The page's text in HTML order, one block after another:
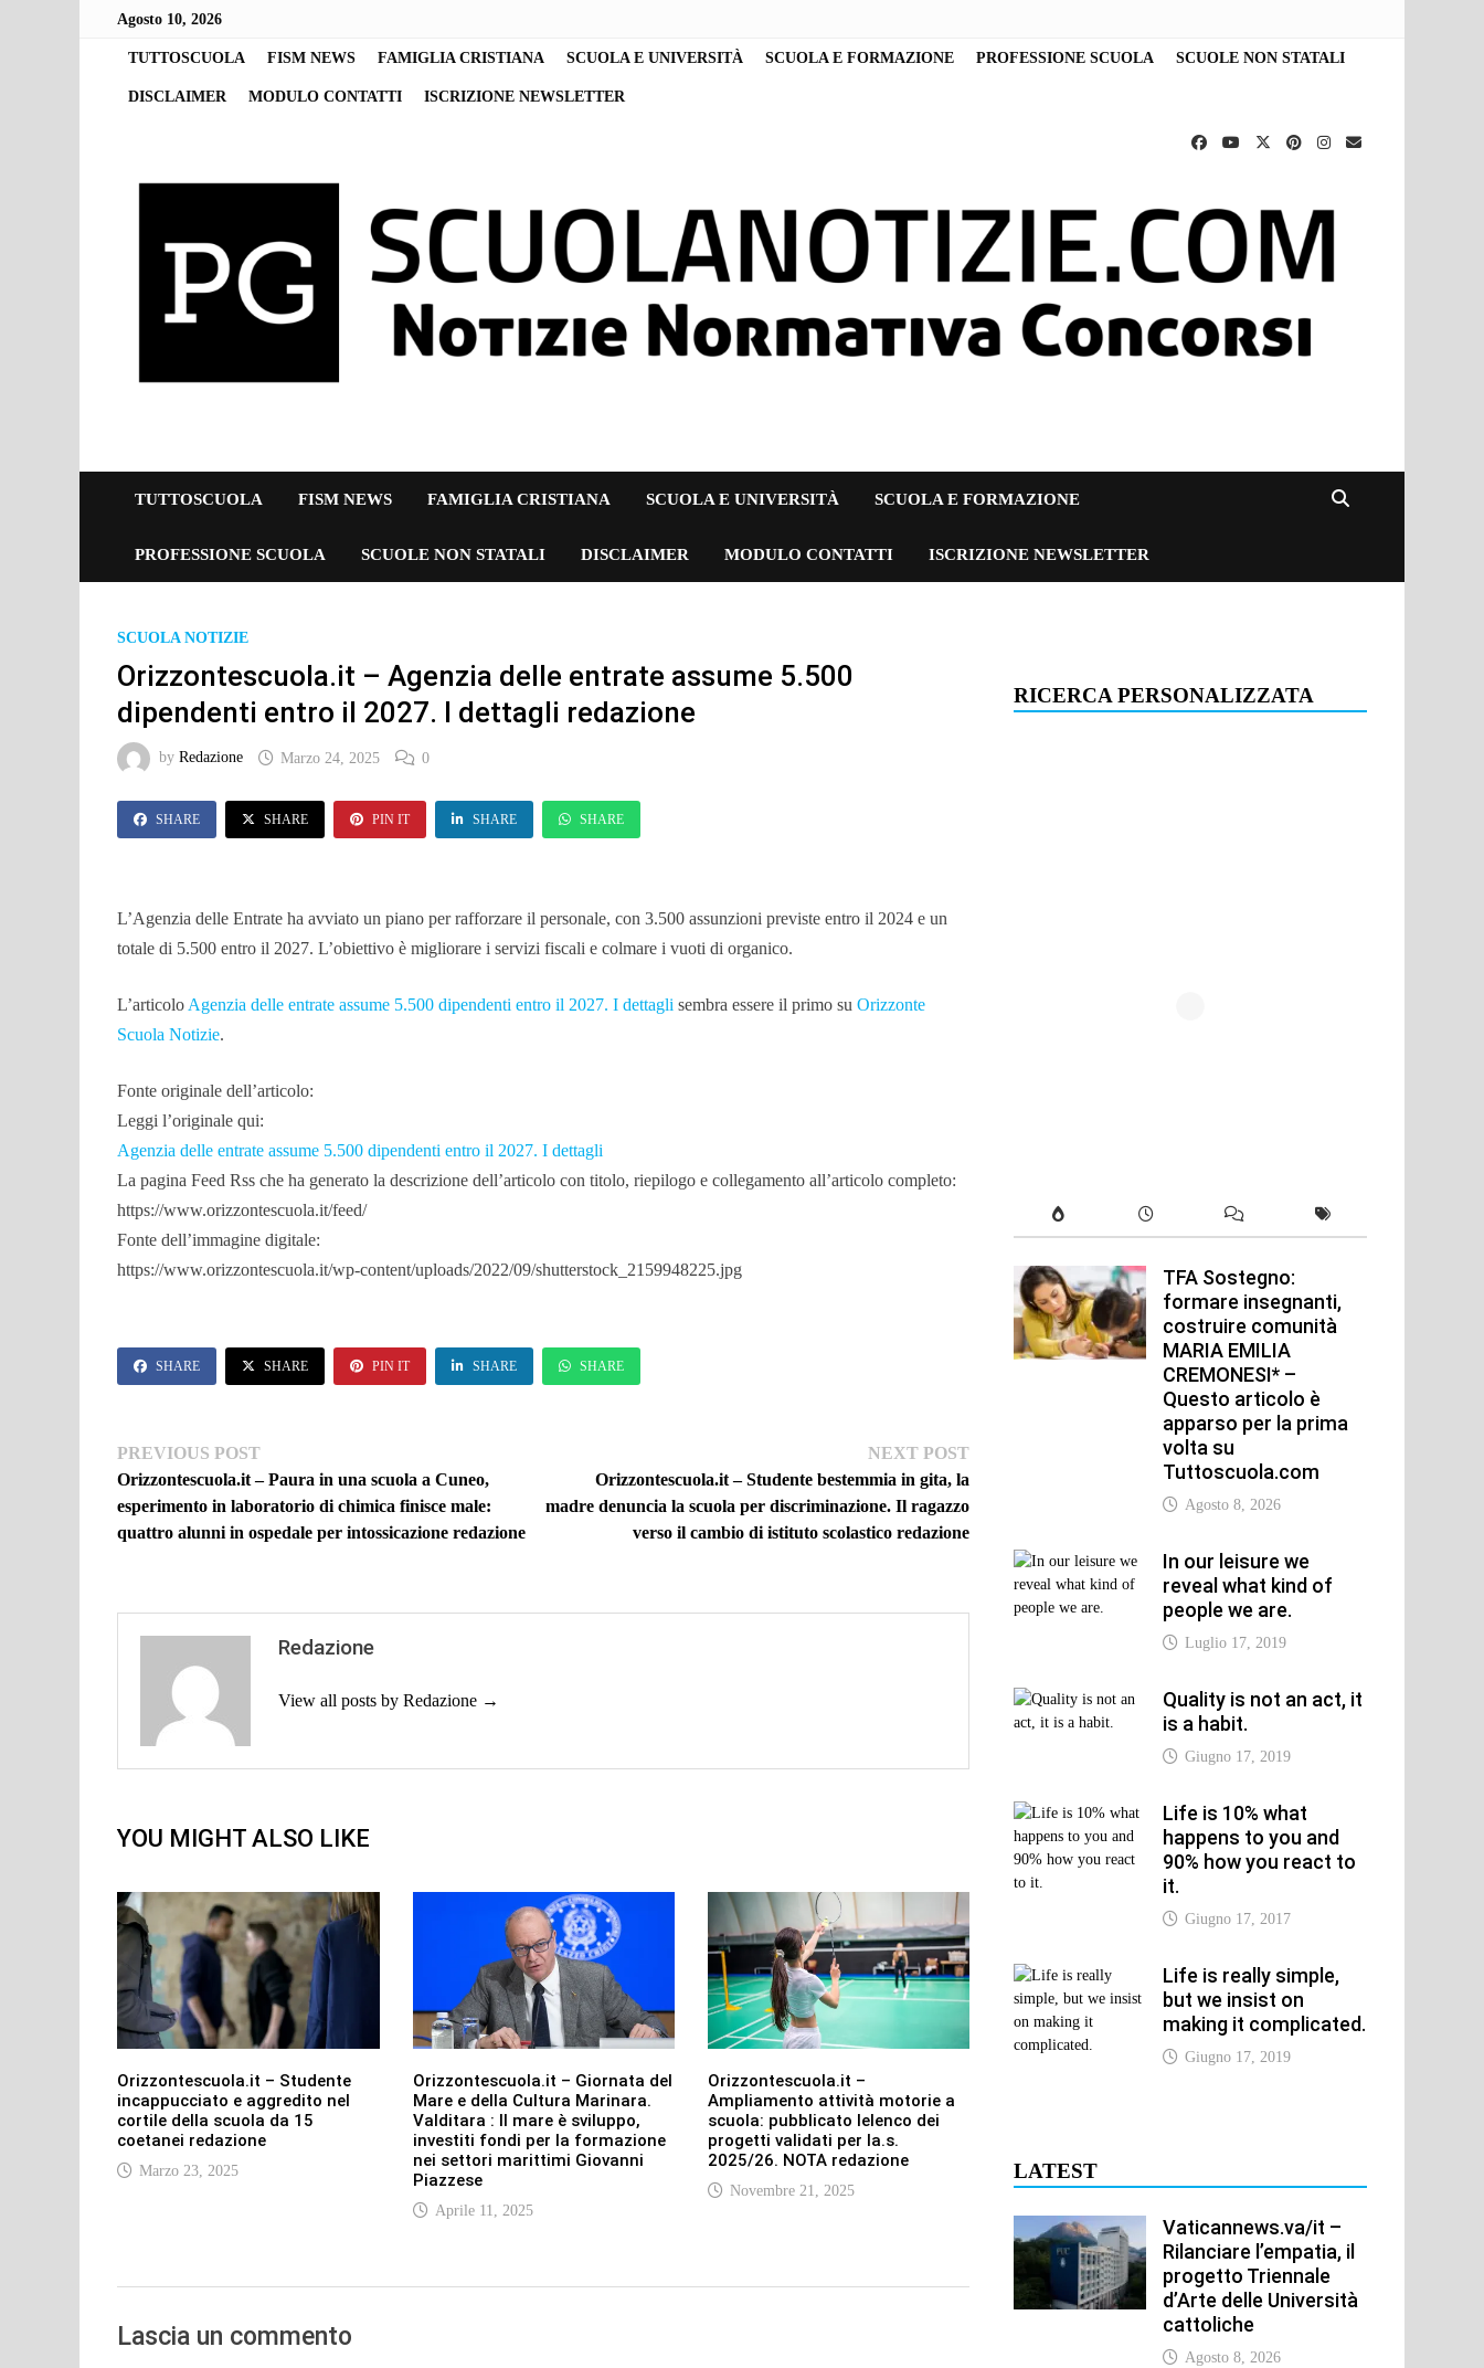
Agosto 10, 2026
TUTTOSCUOLA FISM NEWS FAMIGLIA CRISTIANA SCUOLA E UNIVERSITÀ SCUOLA E FORMAZIONE PROFESSIONE SCUOLA SCUOLE NON STATALI
DISCLAIMER MODULO CONTATTI ISCRIZIONE NEWSLETTER
TUTTOSCUOLA FISM NEWS FAMIGLIA CRISTIANA SCUOLA E UNIVERSITÀ SCUOLA E FORMAZIONE
PROFESSIONE SCUOLA SCUOLE NON STATALI DISCLAIMER MODULO CONTATTI ISCRIZIONE NEWSLETTER
SCUOLA NOTIZIE
Orizzontescuola.it – Agenzia delle entrate assume 5.500
dipendenti entro il 2027. I dettagli redazione
byRedazione Marzo 24, 2025 0
SHARE SHARE PIN IT SHARE SHARE
L’Agenzia delle Entrate ha avviato un piano per rafforzare il personale, con 3.500 assunzioni previste entro il 2024 e un
totale di 5.500 entro il 2027. L’obiettivo è migliorare i servizi fiscali e colmare i vuoti di organico.
L’articoloAgenzia delle entrate assume 5.500 dipendenti entro il 2027. I dettagli sembra essere il primo suOrizzonte
Scuola Notizie.
Fonte originale dell’articolo:
Leggi l’originale qui:
Agenzia delle entrate assume 5.500 dipendenti entro il 2027. I dettagli
La pagina Feed Rss che ha generato la descrizione dell’articolo con titolo, riepilogo e collegamento all’articolo completo:
https://www.orizzontescuola.it/feed/
Fonte dell’immagine digitale:
https://www.orizzontescuola.it/wp-content/uploads/2022/09/shutterstock_2159948225.jpg
SHARE SHARE PIN IT SHARE SHARE
Navigazione
articoli
PREVIOUS POSTPrevious
post:
Orizzontescuola.it – Paura in una scuola a Cuneo,
esperimento in laboratorio di chimica finisce male:
quattro alunni in ospedale per intossicazione redazione
NEXT POSTNext
Orizzontescuola.it – Studente bestemmia in gita, la
madre denuncia la scuola per discriminazione. Il ragazzo
verso il cambio di istituto scolastico redazione
Redazione
View all posts by Redazione →
YOU MIGHT ALSO LIKE
Orizzontescuola.it – Studente
incappucciato e aggredito nel
cortile della scuola da 15
coetanei redazione
Marzo 23, 2025
Orizzontescuola.it – Giornata del
Mare e della Cultura Marinara.
Valditara : Il mare è sviluppo,
investiti fondi per la formazione
nei settori marittimi Giovanni
Piazzese
Aprile 11, 2025
Orizzontescuola.it –
Ampliamento attività motorie a
scuola: pubblicato lelenco dei
progetti validati per la.s.
2025/26. NOTA redazione
Novembre 21, 2025
Lascia un commento
RICERCA PERSONALIZZATA
TFA Sostegno:
formare insegnanti,
costruire comunità
MARIA EMILIA
CREMONESI* –
Questo articolo è
apparso per la prima
volta su
Tuttoscuola.com
Agosto 8, 2026
In our leisure we
reveal what kind of
people we are.
Luglio 17, 2019
Quality is not an act, it
is a habit.
Giugno 17, 2019
Life is 10% what
happens to you and
90% how you react to
it.
Giugno 17, 2017
Life is really simple,
but we insist on
making it complicated.
Giugno 17, 2019
LATEST
Vaticannews.va/it –
Rilanciare l’empatia, il
progetto Triennale
d’Arte delle Università
cattoliche
Agosto 8, 2026